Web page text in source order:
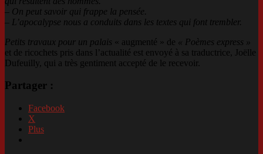
– On peut savoir qui frappe la pensée.
– L’apocalypse nous a conduits dans les textes qui font trembler.
Petits travaux pour un palais « augmenté » de « Poèmes express »
et de ricochets pris dans l’actualité est envoyé à sa traductrice, Joëlle
Dufeuilly, qui a très gentiment accepté de le recevoir.
Partager :
Facebook
X
Plus